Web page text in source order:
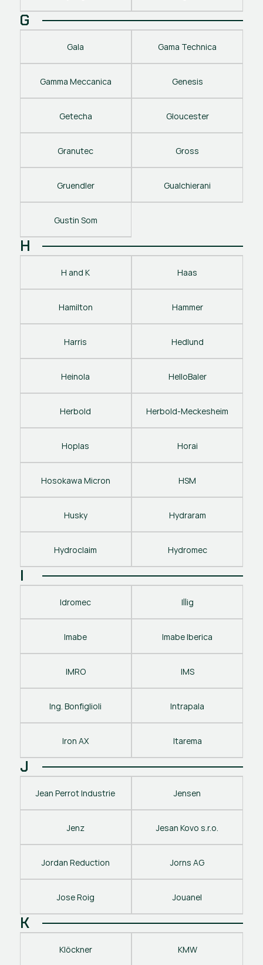
G
Gala Gama Technica
Gamma Meccanica Genesis
Getecha Gloucester
Granutec Gross
Gruendler Gualchierani
Gustin Som
H
H and K Haas
Hamilton Hammer
Harris Hedlund
Heinola HelloBaler
Herbold Herbold-Meckesheim
Hoplas Horai
Hosokawa Micron HSM
Husky Hydraram
Hydroclaim Hydromec
I
Idromec Illig
Imabe Imabe Iberica
IMRO IMS
Ing. Bonfiglioli Intrapala
Iron AX Itarema
J
Jean Perrot Industrie Jensen
Jenz Jesan Kovo s.r.o.
Jordan Reduction Jorns AG
Jose Roig Jouanel
K
Klöckner KMW